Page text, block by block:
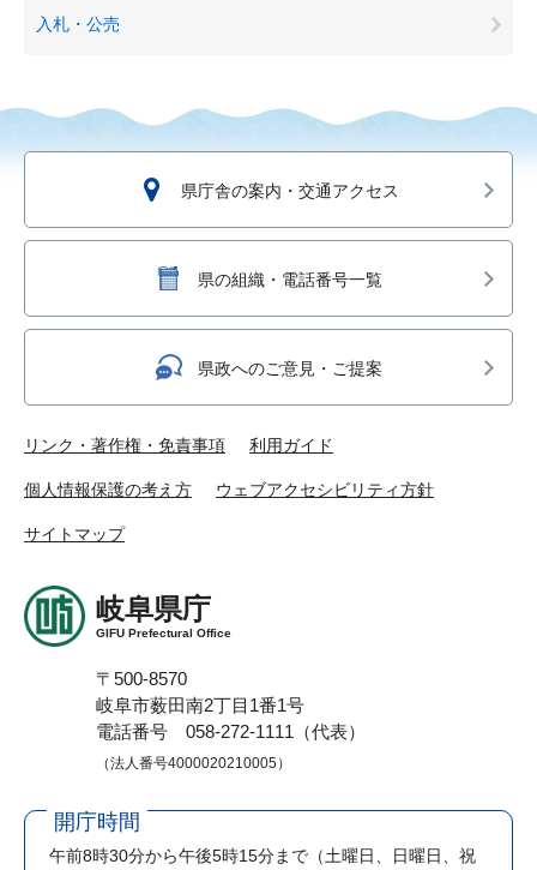
入札・公売
県庁舎の案内・交通アクセス
県の組織・電話番号一覧
県政へのご意見・ご提案
リンク・著作権・免責事項 利用ガイド
個人情報保護の考え方 ウェブアクセシビリティ方針
サイトマップ
岐阜県庁
GIFU Prefectural Office
〒500-8570
岐阜市薮田南2丁目1番1号
電話番号 058-272-1111（代表）
（法人番号4000020210005）
開庁時間
午前8時30分から午後5時15分まで （土曜日、日曜日、祝